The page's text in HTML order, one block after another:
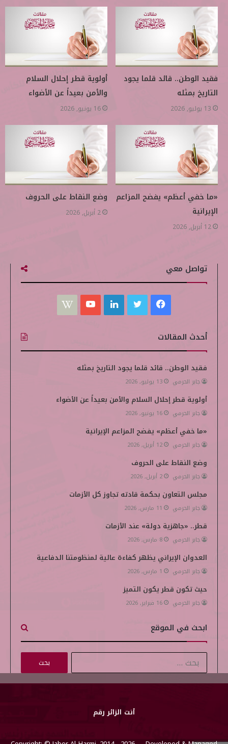
فقيد الوطن.. قائد قلما يجود
التاريخ بمثله
13 يوليو, 2026
أولوية قطر إحلال السلام
والأمن بعيداً عن الأضواء
16 يونيو, 2026
«ما خفي أعظم» يفضح المزاعم
الإيرانية
12 أبريل, 2026
وضع النقاط على الحروف
2 أبريل, 2026
تواصل معي
س
ب
و
ك
ي
ت
ر
ن
ك
إ
ن
ت
ي
ب
k
e
أحدث المقالات
فقيد الوطن.. قائد قلما يجود التاريخ بمثله
جابر الحرمي 13 يوليو, 2026
أولوية قطر إحلال السلام والأمن بعيداً عن الأضواء
جابر الحرمي 16 يونيو, 2026
«ما خفي أعظم» يفضح المزاعم الإيرانية
جابر الحرمي 12 أبريل, 2026
وضع النقاط على الحروف
جابر الحرمي 2 أبريل, 2026
مجلس التعاون بحكمة قادته تجاوز كل الأزمات
جابر الحرمي 11 مارس, 2026
قطر.. «جاهزية دولة» عند الأزمات
جابر الحرمي 8 مارس, 2026
العدوان الإيراني يظهر كفاءة عالية لمنظومتنا الدفاعية
جابر الحرمي 1 مارس, 2026
حيث تكون قطر يكون التميز
جابر الحرمي 16 فبراير, 2026
ابحث في الموقع
ل
ب
أنت الزائر رقم